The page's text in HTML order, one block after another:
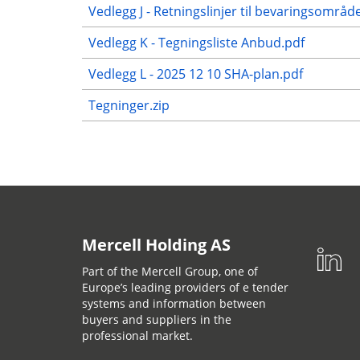
Vedlegg J - Retningslinjer til
Vedlegg K - Tegningsliste Anbud.pdf
Vedlegg L - 2025 12 10 SHA-plan.pdf
Tegninger.zip
Mercell Holding AS
Part of the Mercell Group, one of
Europe’s leading providers of e tender
systems and information between
buyers and suppliers in the
professional market.